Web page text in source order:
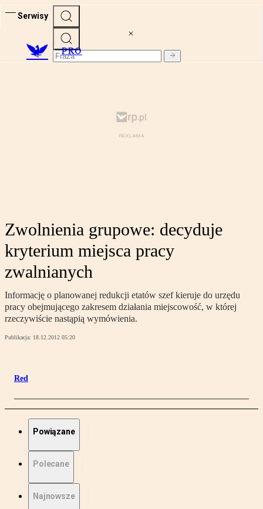
Serwisy
PRO
Zwolnienia grupowe: decyduje
kryterium miejsca pracy
zwalnianych
Informację o planowanej redukcji etatów szef kieruje do urzędu
pracy obejmującego zakresem działania miejscowość, w której
rzeczywiście nastąpią wymówienia.
Publikacja: 18.12.2012 05:20
Red
Powiązane
Polecane
Najnowsze